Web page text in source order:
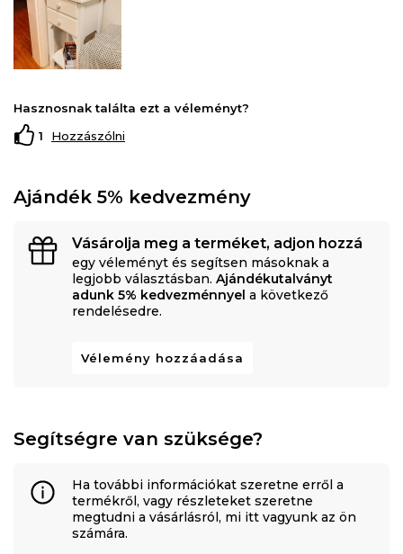
Hasznosnak találta ezt a véleményt?
1
Hozzászólni
Ajándék 5% kedvezmény
Vásárolja meg a terméket, adjon hozzá
egy véleményt és segítsen másoknak a
legjobb választásban. Ajándékutalványt
adunk 5% kedvezménnyel a következő
rendelésedre.
Vélemény hozzáadása
Segítségre van szüksége?
Ha további információkat szeretne erről a
termékről, vagy részleteket szeretne
megtudni a vásárlásról, mi itt vagyunk az ön
számára.